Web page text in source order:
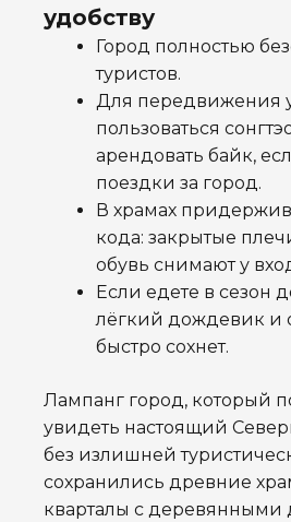
удобству
Город полностью
туристов.
Для передвижения
пользоваться
арендовать байк,
поездки за город.
В храмах
кода: закрытые
обувь снимают у
Если едете в сезон
лёгкий дождевик и
быстро сохнет.
Лампанг город, который
увидеть настоящий
без излишней
сохранились древние
кварталы с